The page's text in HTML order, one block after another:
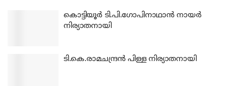
കൊട്ടിയൂര്‍ ടി.പി.ഗോപിനാഥാന്‍ നായര്‍
നിര്യാതനായി
ടി.കെ.രാമചന്ദ്രന്‍ പിള്ള നിര്യാതനായി